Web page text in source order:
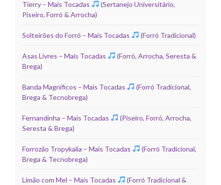
Tierry – Mais Tocadas
(Sertanejo Universitário,
Piseiro, Forró & Arrocha)
Solteirões do Forró – Mais Tocadas (Forró Tradicional)
Asas Livres – Mais Tocadas
(Forró, Arrocha, Seresta &
Brega)
Banda Magníficos – Mais Tocadas
(Forró Tradicional,
Brega & Tecnobrega)
Fernandinha – Mais Tocadas
(Piseiro, Forró, Arrocha,
Seresta & Brega)
Forrozão Tropykalia – Mais Tocadas
(Forró Tradicional,
Brega & Tecnobrega)
Limão com Mel – Mais Tocadas
(Forró Tradicional &